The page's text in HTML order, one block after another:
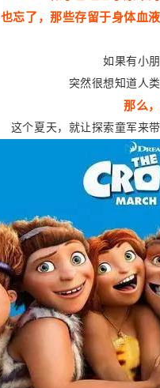
也忘了，那些存留于身体血
如果有小
突然很想知道人
那么
这个夏天，就让探索童军来